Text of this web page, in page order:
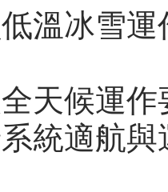
溫冰雪運
天候運作
統適航與